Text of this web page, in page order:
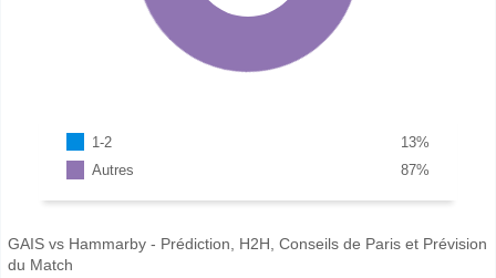
1-2 %
13
Autres
%
87
GAIS vs Hammarby - Prédiction, H2H, Conseils de Paris et Prévision
du Match